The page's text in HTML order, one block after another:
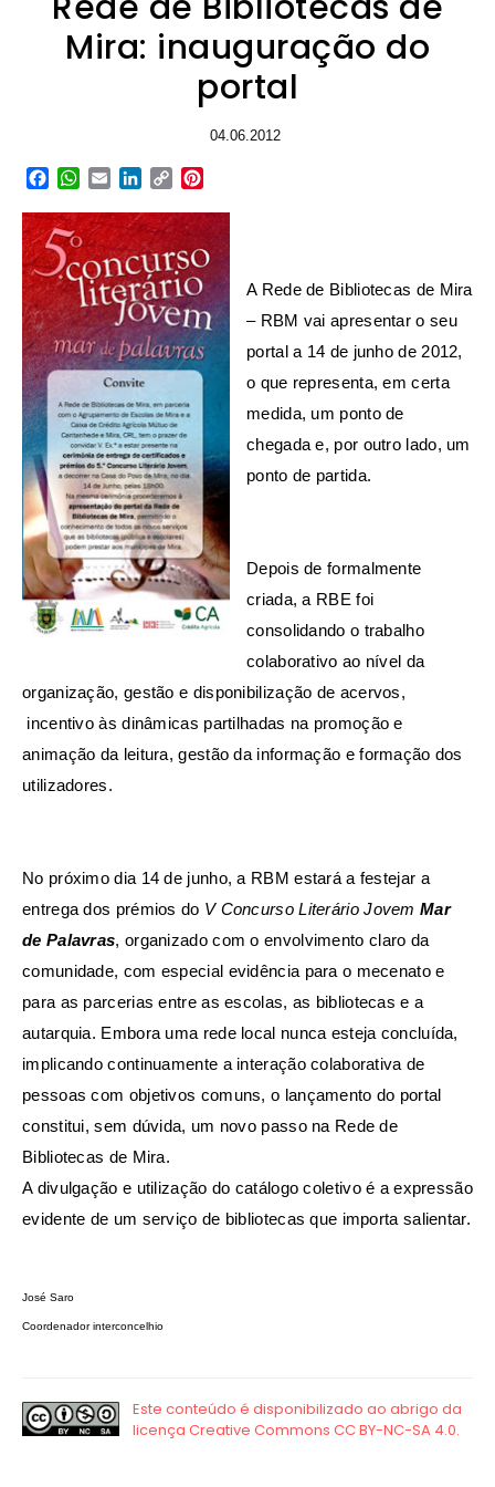
Mira: inauguração do
portal
04.06.2012
Facebook
WhatsApp
EmailLinkedIn
Copy
A Rede de Bibliotecas de Mira
– RBM vai apresentar o seu
portal a 14 de junho de 2012,
o que representa, em certa
medida, um ponto de
chegada e, por outro lado, um
ponto de partida.
Depois de formalmente
criada, a RBE foi
consolidando o trabalho
colaborativo ao nível da
organização, gestão e disponibilização de acervos,
incentivo às dinâmicas partilhadas na promoção e
animação da leitura, gestão da informação e formação dos
utilizadores.
No próximo dia 14 de junho, a RBM estará a festejar a
entrega dos prémios do V Concurso Literário Jovem Mar
de Palavras, organizado com o envolvimento claro da
comunidade, com especial evidência para o mecenato e
para as parcerias entre as escolas, as bibliotecas e a
autarquia. Embora uma rede local nunca esteja concluída,
implicando continuamente a interação colaborativa de
pessoas com objetivos comuns, o lançamento do portal
constitui, sem dúvida, um novo passo na Rede de
Bibliotecas de Mira.
A divulgação e utilização do catálogo coletivo é a expressão
evidente de um serviço de bibliotecas que importa salientar.
José Saro
Coordenador interconcelhio